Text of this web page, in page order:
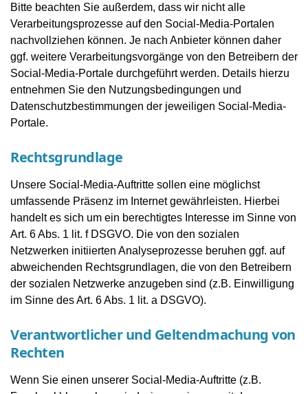
Bitte beachten Sie außerdem, dass wir nicht alle
Verarbeitungsprozesse auf den Social-Media-Portalen
nachvollziehen können. Je nach Anbieter können daher
ggf. weitere Verarbeitungsvorgänge von den Betreibern der
Social-Media-Portale durchgeführt werden. Details hierzu
entnehmen Sie den Nutzungsbedingungen und
Datenschutzbestimmungen der jeweiligen Social-Media-
Portale.
Rechtsgrundlage
Unsere Social-Media-Auftritte sollen eine möglichst
umfassende Präsenz im Internet gewährleisten. Hierbei
handelt es sich um ein berechtigtes Interesse im Sinne von
Art. 6 Abs. 1 lit. f DSGVO. Die von den sozialen
Netzwerken initiierten Analyseprozesse beruhen ggf. auf
abweichenden Rechtsgrundlagen, die von den Betreibern
der sozialen Netzwerke anzugeben sind (z.B. Einwilligung
im Sinne des Art. 6 Abs. 1 lit. a DSGVO).
Verantwortlicher und Geltendmachung von
Rechten
Wenn Sie einen unserer Social-Media-Auftritte (z.B.